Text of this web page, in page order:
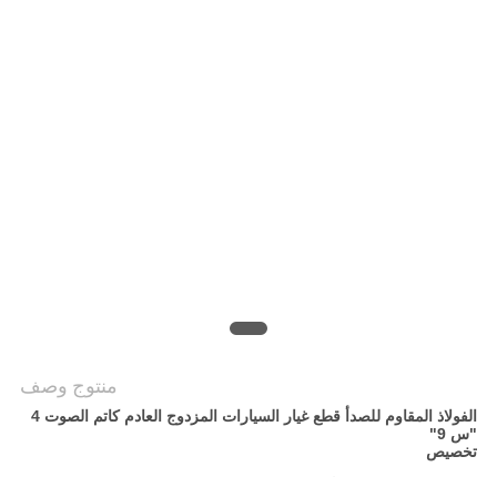
منتوج وصف
الفولاذ المقاوم للصدأ قطع غيار السيارات المزدوج العادم كاتم الصوت 4
"س 9"
تخصيص